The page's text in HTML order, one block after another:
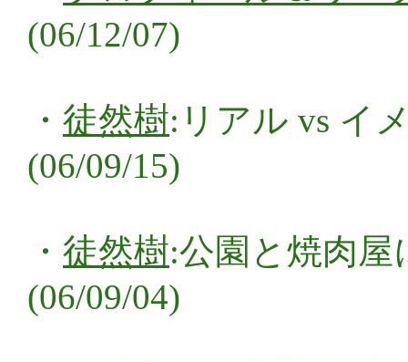
(06/12/07)
・ 徒然樹:リアル vs イ
(06/09/15)
・ 徒然樹:公園と焼肉
(06/09/04)